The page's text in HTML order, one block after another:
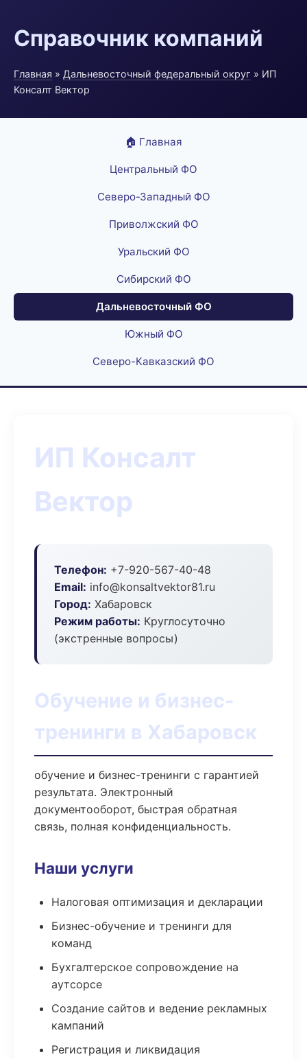
Справочник компаний
Главная » Дальневосточный федеральный округ » ИП
Консалт Вектор
🏠 Главная
Центральный ФО
Северо-Западный ФО
Приволжский ФО
Уральский ФО
Сибирский ФО
Дальневосточный ФО
Южный ФО
Северо-Кавказский ФО
ИП Консалт
Вектор
Телефон: +7-920-567-40-48
Email: info@konsaltvektor81.ru
Город: Хабаровск
Режим работы: Круглосуточно
(экстренные вопросы)
Обучение и бизнес-
тренинги в Хабаровск
обучение и бизнес-тренинги с гарантией
результата. Электронный
документооборот, быстрая обратная
связь, полная конфиденциальность.
Наши услуги
Налоговая оптимизация и декларации
Бизнес-обучение и тренинги для
команд
Бухгалтерское сопровождение на
аутсорсе
Создание сайтов и ведение рекламных
кампаний
Регистрация и ликвидация